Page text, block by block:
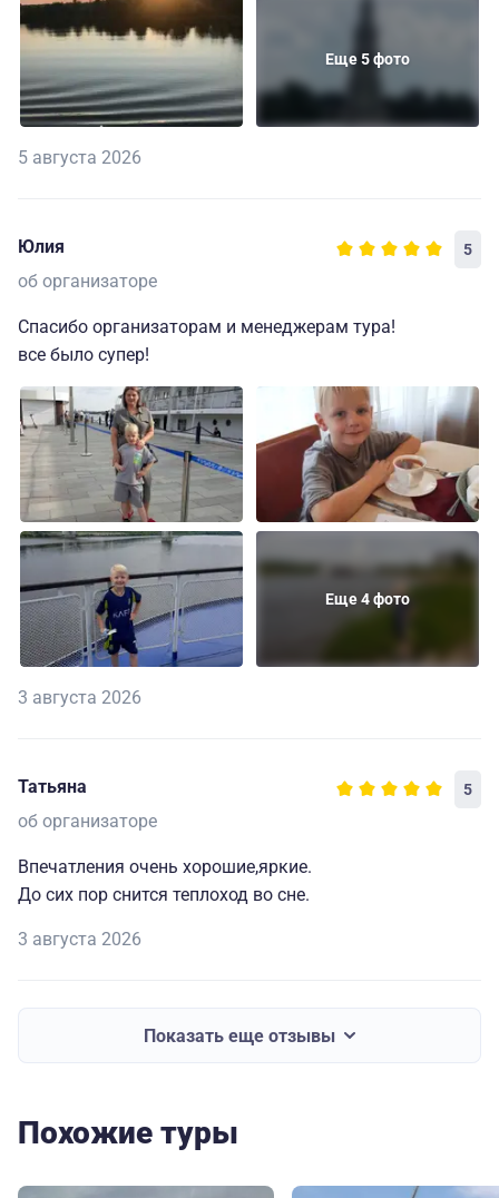
Еще 5 фото
5 августа 2026
Юлия 5
об организаторе
Спасибо организаторам и менеджерам тура!
все было супер!
Еще 4 фото
3 августа 2026
Татьяна 5
об организаторе
Впечатления очень хорошие,яркие.
До сих пор снится теплоход во сне.
3 августа 2026
Показать еще отзывы
Похожие туры